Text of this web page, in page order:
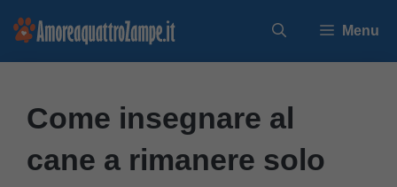
Vai
Menu
Come insegnare al
cane a rimanere solo